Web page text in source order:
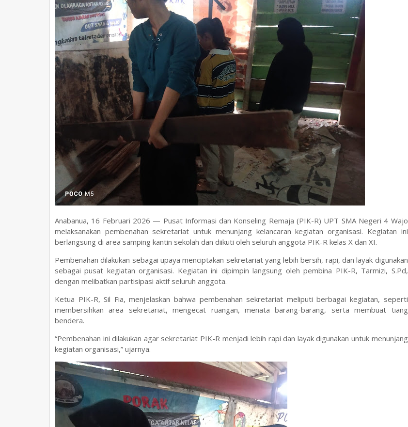
Anabanua, 16 Februari 2026 — Pusat Informasi dan Konseling Remaja (PIK-R) UPT SMA Negeri 4 Wajo
melaksanakan pembenahan sekretariat untuk menunjang kelancaran kegiatan organisasi. Kegiatan ini
berlangsung di area samping kantin sekolah dan diikuti oleh seluruh anggota PIK-R kelas X dan XI.
Pembenahan dilakukan sebagai upaya menciptakan sekretariat yang lebih bersih, rapi, dan layak digunakan
sebagai pusat kegiatan organisasi. Kegiatan ini dipimpin langsung oleh pembina PIK-R, Tarmizi, S.Pd,
dengan melibatkan partisipasi aktif seluruh anggota.
Ketua PIK-R, Sil Fia, menjelaskan bahwa pembenahan sekretariat meliputi berbagai kegiatan, seperti
membersihkan area sekretariat, mengecat ruangan, menata barang-barang, serta membuat tiang
bendera.
“Pembenahan ini dilakukan agar sekretariat PIK-R menjadi lebih rapi dan layak digunakan untuk menunjang
kegiatan organisasi,” ujarnya.